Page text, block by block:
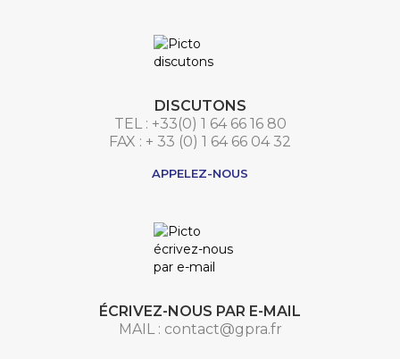
DISCUTONS
TEL : +33(0) 1 64 66 16 80
FAX : + 33 (0) 1 64 66 04 32
APPELEZ-NOUS
ÉCRIVEZ-NOUS PAR E-MAIL
MAIL : contact@gpra.fr